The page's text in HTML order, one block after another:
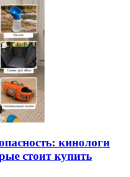
кинологи
стоит купить